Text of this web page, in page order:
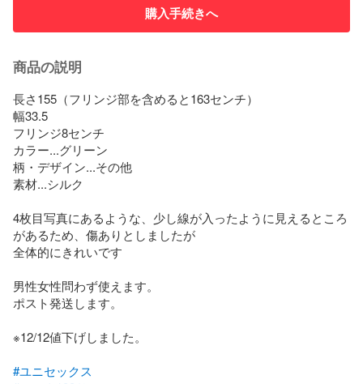
購入手続きへ
商品の説明
長さ155（フリンジ部を含めると163センチ）
幅33.5
フリンジ8センチ
カラー...グリーン
柄・デザイン...その他
素材...シルク
4枚目写真にあるような、少し線が入ったように見えるところ
があるため、傷ありとしましたが
全体的にきれいです
男性女性問わず使えます。
ポスト発送します。
※12/12値下げしました。
#ユニセックス